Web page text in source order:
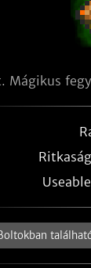
Mágikus